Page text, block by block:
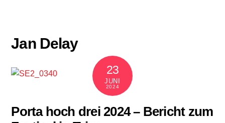
Jan Delay
23
JUNI
2024
Porta hoch drei 2024 – Bericht zum